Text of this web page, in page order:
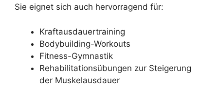
Sie eignet sich auch hervorragend für:
Kraftausdauertraining
Bodybuilding-Workouts
Fitness-Gymnastik
Rehabilitationsübungen zur Steigerung
der Muskelausdauer